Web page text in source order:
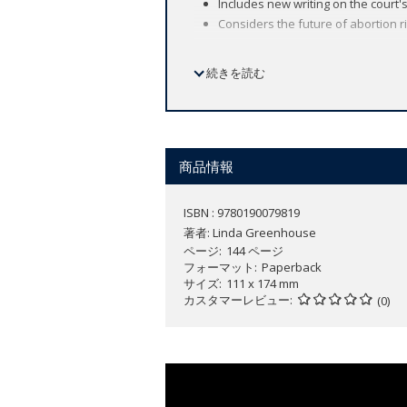
Includes new writing on the
Considers the future of abortion
For 30 years, Pulitzer Prize-winning
show readers how the Supreme
faces are unrecognized by many
branches of government?
the meaning of confusing federal
discussion, ranging from
struck down the District of
interpretation of the Second
続きを読む
商品情報
ISBN : 9780190079819
著者: Linda Greenhouse
ページ 144 ページ
フォーマット
Paperback
サイズ 111 x 174 mm
カスタマーレビュー
(0)